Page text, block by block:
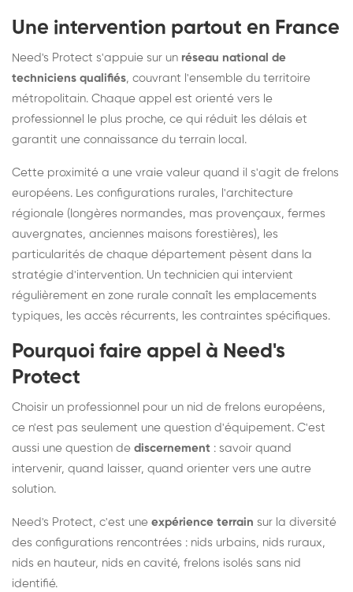
Une intervention partout en France
Need's Protect s'appuie sur un réseau national de
techniciens qualifiés, couvrant l'ensemble du territoire
métropolitain. Chaque appel est orienté vers le
professionnel le plus proche, ce qui réduit les délais et
garantit une connaissance du terrain local.
Cette proximité a une vraie valeur quand il s'agit de frelons
européens. Les configurations rurales, l'architecture
régionale (longères normandes, mas provençaux, fermes
auvergnates, anciennes maisons forestières), les
particularités de chaque département pèsent dans la
stratégie d'intervention. Un technicien qui intervient
régulièrement en zone rurale connaît les emplacements
typiques, les accès récurrents, les contraintes spécifiques.
Pourquoi faire appel à Need's
Protect
Choisir un professionnel pour un nid de frelons européens,
ce n'est pas seulement une question d'équipement. C'est
aussi une question de discernement : savoir quand
intervenir, quand laisser, quand orienter vers une autre
solution.
Need's Protect, c'est une expérience terrain sur la diversité
des configurations rencontrées : nids urbains, nids ruraux,
nids en hauteur, nids en cavité, frelons isolés sans nid
identifié.